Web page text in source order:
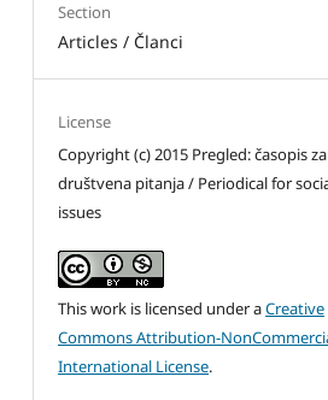
Section
Articles / Članci
License
Copyright (c) 2015 Pregled: časopis za
društvena pitanja / Periodical for
issues
This work is licensed under aCreative
Commons Attribution-
International License.